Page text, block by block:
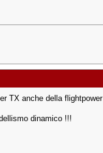
TX anche della
dinamico !!!